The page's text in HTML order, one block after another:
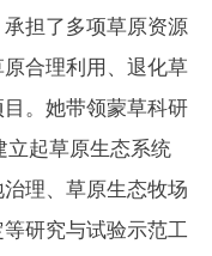
担了多项草原资源
合理利用、退化草
。她带领蒙草科研
立起草原生态系统
理、草原生态牧场
研究与试验示范工